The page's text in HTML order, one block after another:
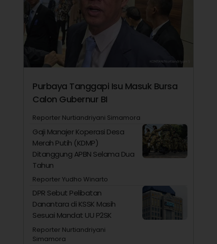
Purbaya Tanggapi Isu Masuk Bursa
Calon Gubernur BI
Reporter Nurtiandriyani Simamora
Gaji Manajer Koperasi Desa
Merah Putih (KDMP)
Ditanggung APBN Selama Dua
Tahun
Reporter Yudho Winarto
DPR Sebut Pelibatan
Danantara di KSSK Masih
Sesuai Mandat UU P2SK
Reporter Nurtiandriyani
Simamora